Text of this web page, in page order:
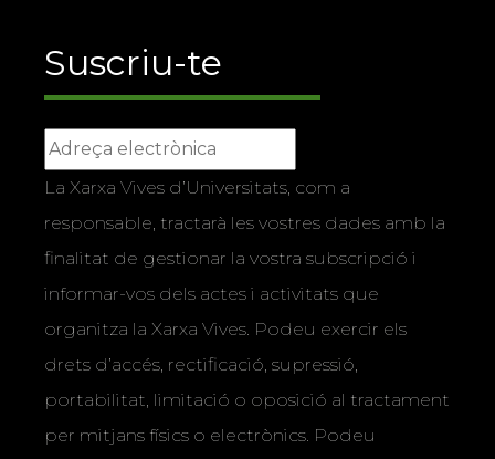
Suscriu-te
La Xarxa Vives d’Universitats, com a
responsable, tractarà les vostres dades amb la
finalitat de gestionar la vostra subscripció i
informar-vos dels actes i activitats que
organitza la Xarxa Vives. Podeu exercir els
drets d’accés, rectificació, supressió,
portabilitat, limitació o oposició al tractament
per mitjans físics o electrònics. Podeu